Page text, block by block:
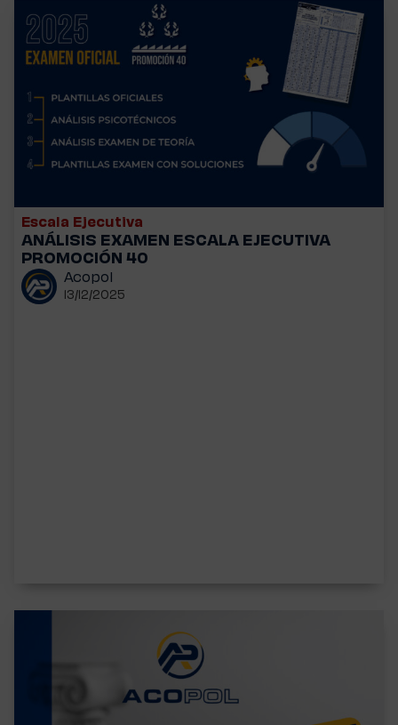
Escala Ejecutiva
ANÁLISIS EXAMEN ESCALA EJECUTIVA
PROMOCIÓN 40
Acopol
13/12/2025